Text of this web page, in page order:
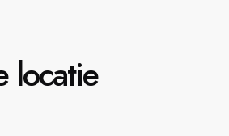
locatie